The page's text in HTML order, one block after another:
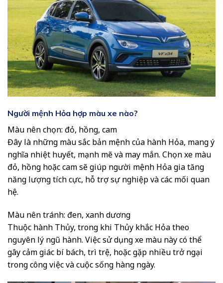
Người mệnh Hỏa hợp màu xe nào?
Màu nên chọn: đỏ, hồng, cam
Đây là những màu sắc bản mệnh của hành Hỏa, mang ý
nghĩa nhiệt huyết, mạnh mẽ và may mắn. Chọn xe màu
đỏ, hồng hoặc cam sẽ giúp người mệnh Hỏa gia tăng
năng lượng tích cực, hỗ trợ sự nghiệp và các mối quan
hệ.
Màu nên tránh: đen, xanh dương
Thuộc hành Thủy, trong khi Thủy khắc Hỏa theo
nguyên lý ngũ hành. Việc sử dụng xe màu này có thể
gây cảm giác bí bách, trì trệ, hoặc gặp nhiều trở ngại
trong công việc và cuộc sống hàng ngày.